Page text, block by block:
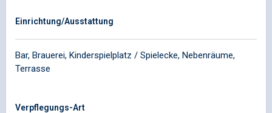
Einrichtung/Ausstattung
Bar, Brauerei, Kinderspielplatz / Spielecke, Nebenräume,
Terrasse
Verpflegungs-Art